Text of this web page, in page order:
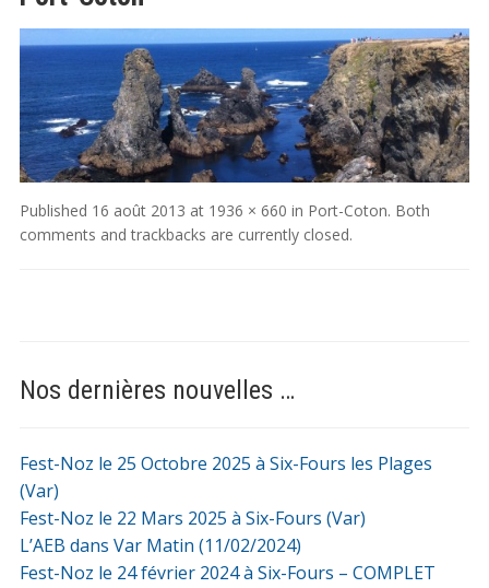
Published 16 août 2013 at 1936 × 660 in Port-Coton. Both
comments and trackbacks are currently closed.
Nos dernières nouvelles …
Fest-Noz le 25 Octobre 2025 à Six-Fours les Plages
(Var)
Fest-Noz le 22 Mars 2025 à Six-Fours (Var)
L’AEB dans Var Matin (11/02/2024)
Fest-Noz le 24 février 2024 à Six-Fours – COMPLET